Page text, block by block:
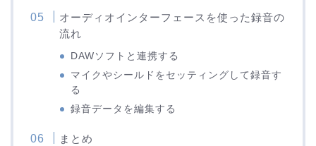
オーディオインターフェースを使った録音の
流れ
DAWソフトと連携する
マイクやシールドをセッティングして録音す
る
録音データを編集する
まとめ